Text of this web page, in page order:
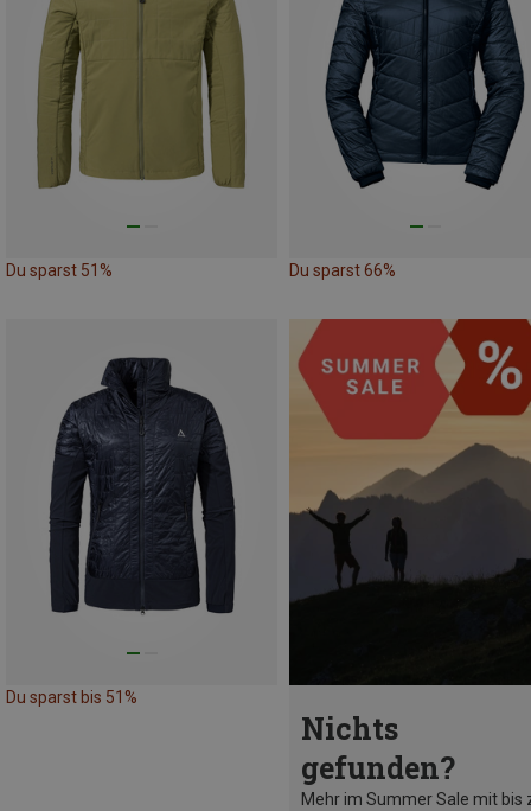
Du sparst 51% Du sparst 66%
Du sparst bis 51%
Nichts
gefunden?
Mehr im Summer Sale mit bis